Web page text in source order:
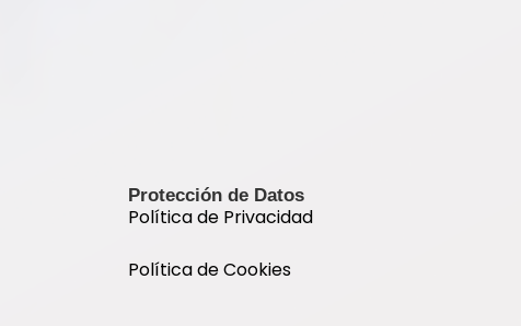
Protección de Datos
Política de Privacidad
Política de Cookies